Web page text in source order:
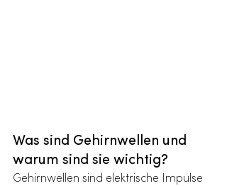
Was sind Gehirnwellen und
warum sind sie wichtig?
Gehirnwellen sind elektrische Impulse